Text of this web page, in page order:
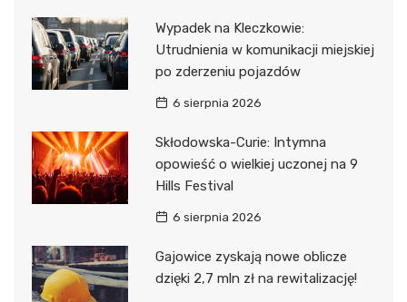
Wypadek na Kleczkowie:
Utrudnienia w komunikacji miejskiej
po zderzeniu pojazdów
6 sierpnia 2026
Skłodowska-Curie: Intymna
opowieść o wielkiej uczonej na 9
Hills Festival
6 sierpnia 2026
Gajowice zyskają nowe oblicze
dzięki 2,7 mln zł na rewitalizację!